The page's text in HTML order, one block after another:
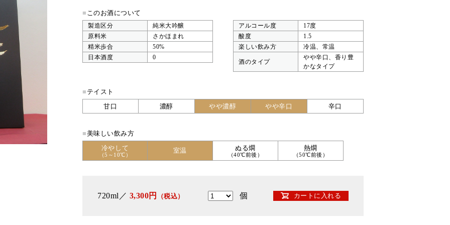
■ このお酒について
製造区分
純米大吟醸
原料米
さかほまれ
精米歩合
50%
日本酒度
0
アルコール度
17度
酸度
1.5
楽しい飲み方
冷温、常温
酒のタイプ
やや辛口、香り豊
かなタイプ
■ テイスト
甘口
濃醇 やや濃醇 やや辛口 辛口
■美味しい飲み方
冷やして
（5～10℃）
室温 ぬる燗
（40℃前後）
熱燗
（50℃前後）
720ml／ 3,300円 （税込） 個 カートに入れる